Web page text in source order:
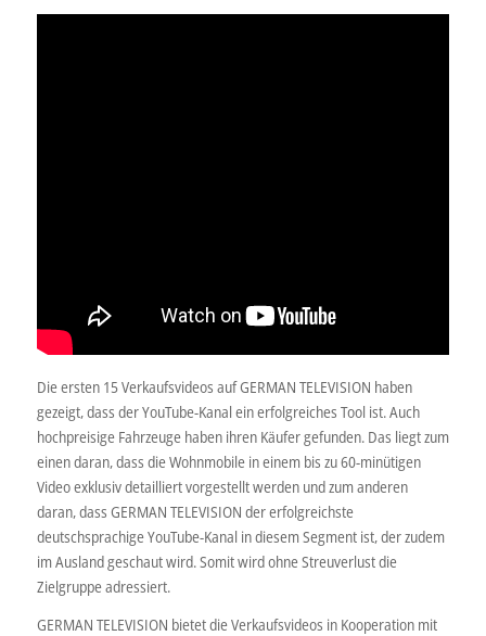
Die ersten 15 Verkaufsvideos auf GERMAN TELEVISION haben
gezeigt, dass der YouTube-Kanal ein erfolgreiches Tool ist. Auch
hochpreisige Fahrzeuge haben ihren Käufer gefunden. Das liegt zum
einen daran, dass die Wohnmobile in einem bis zu 60-minütigen
Video exklusiv detailliert vorgestellt werden und zum anderen
daran, dass GERMAN TELEVISION der erfolgreichste
deutschsprachige YouTube-Kanal in diesem Segment ist, der zudem
im Ausland geschaut wird. Somit wird ohne Streuverlust die
Zielgruppe adressiert.
GERMAN TELEVISION bietet die Verkaufsvideos in Kooperation mit